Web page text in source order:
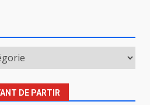
DE PARTIR